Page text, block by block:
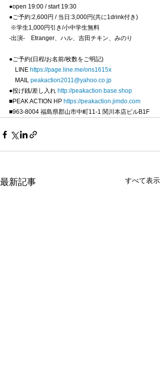
●open 19:00 / start 19:30
●ご予約:2,600円 / 当日:3,000円(共に1drink付き)
※学生1,000円引き/小中学生無料
-出演-　Etranger、ハル、吉田チキン、みのり
●ご予約(日程/お名前/枚数をご明記)
LINE https://page.line.me/ons1615x
MAIL peakaction2011@yahoo.co.jp
●投げ銭/差し入れ http://peakaction.base.shop
■PEAK ACTION HP https://peakaction.jimdo.com
■963-8004 福島県郡山市中町11-1 関川本店ビルB1F
最新記事 すべて表示